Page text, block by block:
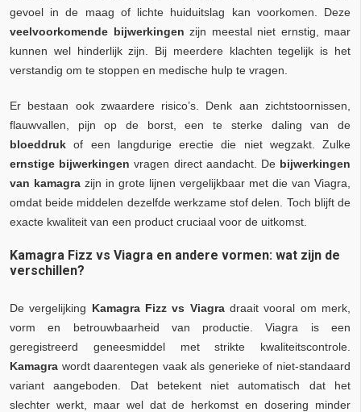
gevoel in de maag of lichte huiduitslag kan voorkomen. Deze
veelvoorkomende bijwerkingen zijn meestal niet ernstig, maar
kunnen wel hinderlijk zijn. Bij meerdere klachten tegelijk is het
verstandig om te stoppen en medische hulp te vragen.
Er bestaan ook zwaardere risico’s. Denk aan zichtstoornissen,
flauwvallen, pijn op de borst, een te sterke daling van de
bloeddruk of een langdurige erectie die niet wegzakt. Zulke
ernstige bijwerkingen vragen direct aandacht. De bijwerkingen
van kamagra zijn in grote lijnen vergelijkbaar met die van Viagra,
omdat beide middelen dezelfde werkzame stof delen. Toch blijft de
exacte kwaliteit van een product cruciaal voor de uitkomst.
Kamagra Fizz vs Viagra en andere vormen: wat zijn de
verschillen?
De vergelijking Kamagra Fizz vs Viagradraait vooral om merk,
vorm en betrouwbaarheid van productie. Viagra is een
geregistreerd geneesmiddel met strikte kwaliteitscontrole.
Kamagra wordt daarentegen vaak als generieke of niet-standaard
variant aangeboden. Dat betekent niet automatisch dat het
slechter werkt, maar wel dat de herkomst en dosering minder